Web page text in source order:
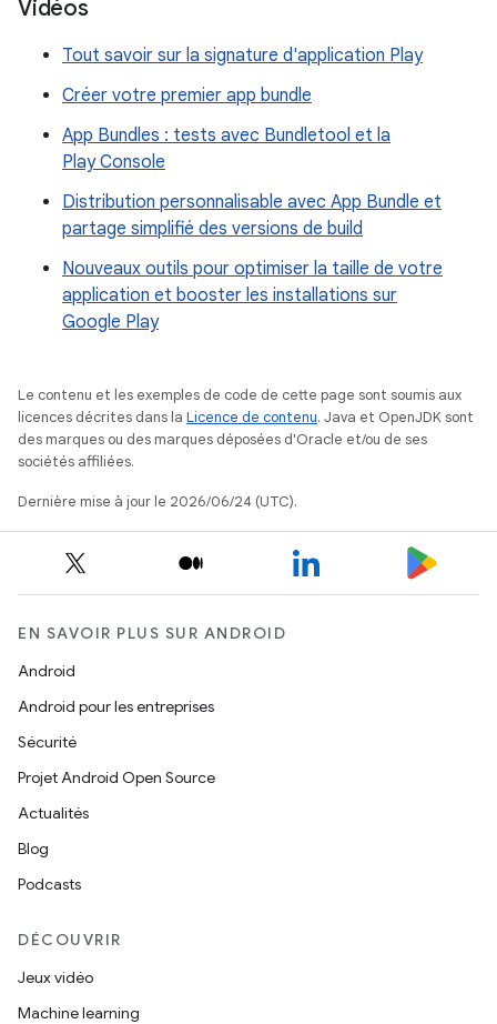
Vidéos
Tout savoir sur la signature d'application Play
Créer votre premier app bundle
App Bundles : tests avec Bundletool et la
Play Console
Distribution personnalisable avec App Bundle et
partage simplifié des versions de build
Nouveaux outils pour optimiser la taille de votre
application et booster les installations sur
Google Play
Le contenu et les exemples de code de cette page sont soumis aux
licences décrites dans la Licence de contenu. Java et OpenJDK sont
des marques ou des marques déposées d'Oracle et/ou de ses
sociétés affiliées.
Dernière mise à jour le 2026/06/24 (UTC).
EN SAVOIR PLUS SUR ANDROID
Android
Android pour les entreprises
Sécurité
Projet Android Open Source
Actualités
Blog
Podcasts
DÉCOUVRIR
Jeux vidéo
Machine learning